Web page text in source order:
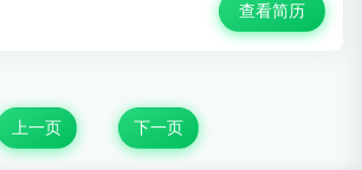
查看简历
上一页 下一页